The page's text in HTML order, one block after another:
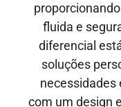
fluida e
diferencial
soluções
necessidades
com um design